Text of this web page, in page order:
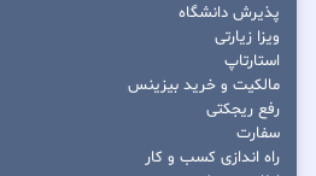
پذیرش دانشگاه
ویزا زیارتی
استارتاپ
مالکیت و خرید بیزینس
رفع ریجکتی
سفارت
راه اندازی کسب و کار